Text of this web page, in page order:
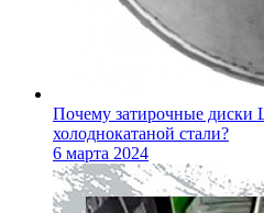
Почему затирочные диски
холоднокатаной стали?
6 марта 2024